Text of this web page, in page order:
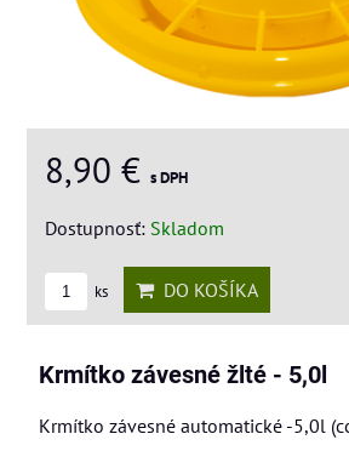
8,90 € s DPH
Dostupnosť: Skladom
ks DO KOŠÍKA
Krmítko závesné žlté - 5,0l
Krmítko závesné automatické -5,0l